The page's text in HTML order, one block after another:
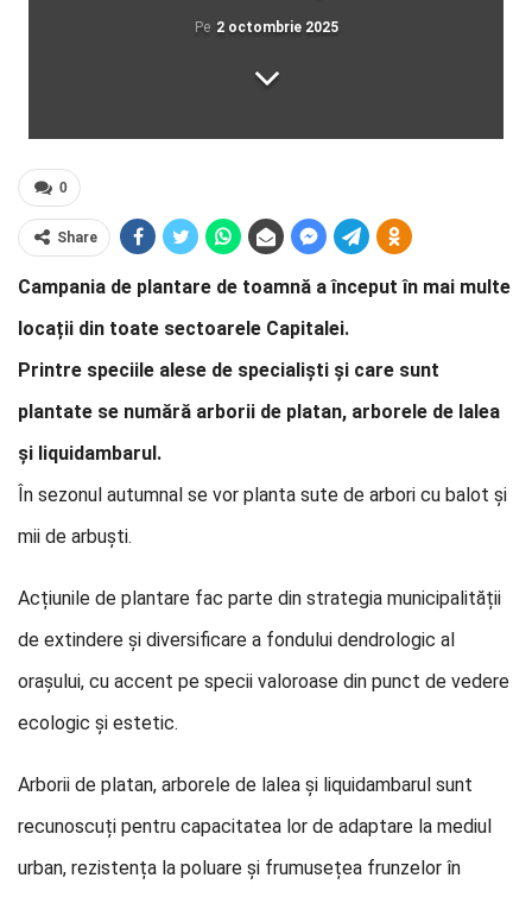
Pe 2 octombrie 2025
0
Share
Campania de plantare de toamnă a început în mai multe
locații din toate sectoarele Capitalei.
Printre speciile alese de specialiști și care sunt
plantate se numără arborii de platan, arborele de lalea
și liquidambarul.
În sezonul autumnal se vor planta sute de arbori cu balot și
mii de arbuști.
Acțiunile de plantare fac parte din strategia municipalității
de extindere și diversificare a fondului dendrologic al
orașului, cu accent pe specii valoroase din punct de vedere
ecologic și estetic.
Arborii de platan, arborele de lalea și liquidambarul sunt
recunoscuți pentru capacitatea lor de adaptare la mediul
urban, rezistența la poluare și frumusețea frunzelor în